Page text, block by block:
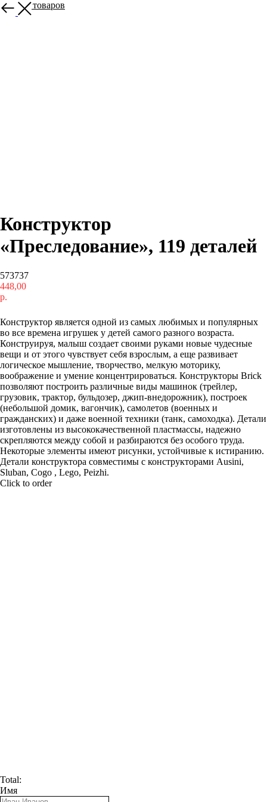
Больше товаров
Конструктор
«Преследование», 119 деталей
573737
448,00
р.
Конструктор является одной из самых любимых и популярных
во все времена игрушек у детей самого разного возраста.
Конструируя, малыш создает своими руками новые чудесные
вещи и от этого чувствует себя взрослым, а еще развивает
логическое мышление, творчество, мелкую моторику,
воображение и умение концентрироваться. Конструкторы Brick
позволяют построить различные виды машинок (трейлер,
грузовик, трактор, бульдозер, джип-внедорожник), построек
(небольшой домик, вагончик), самолетов (военных и
гражданских) и даже военной техники (танк, самоходка). Детали
изготовлены из высококачественной пластмассы, надежно
скрепляются между собой и разбираются без особого труда.
Некоторые элементы имеют рисунки, устойчивые к истиранию.
Детали конструктора совместимы с конструкторами Ausini,
Sluban, Cogo , Lego, Peizhi.
Click to order
Total:
Имя